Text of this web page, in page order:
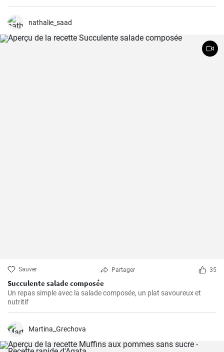
Vous pouvez la servir avec du pain frais ou de la baguette maison.
nathalie_saad
Sauver Partager 35
Succulente salade composée
Un repas simple avec la salade composée, un plat savoureux et
nutritif
Martina_Grechova